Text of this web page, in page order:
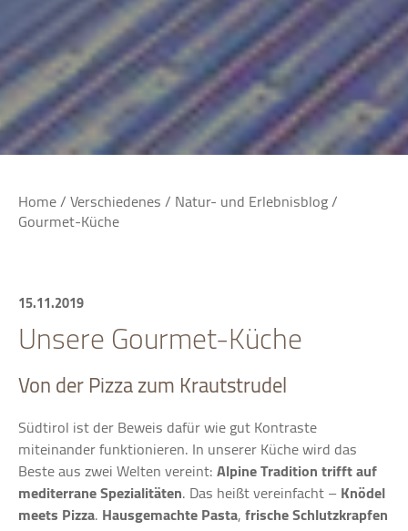
Home/Verschiedenes/ Natur- und Erlebnisblog/
Gourmet-Küche
15.11.2019
Unsere Gourmet-Küche
Von der Pizza zum Krautstrudel
Südtirol ist der Beweis dafür wie gut Kontraste
miteinander funktionieren. In unserer Küche wird das
Beste aus zwei Welten vereint:Alpine Tradition trifft auf
mediterrane Spezialitäten. Das heißt vereinfacht –Knödel
meets Pizza. Hausgemachte Pasta,frischeSchlutzkrapfen